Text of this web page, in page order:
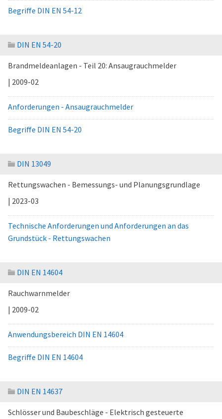
Begriffe DIN EN 54-12
DIN EN 54-20
Brandmeldeanlagen - Teil 20: Ansaugrauchmelder
| 2009-02
Anforderungen - Ansaugrauchmelder
Begriffe DIN EN 54-20
DIN 13049
Rettungswachen - Bemessungs- und Planungsgrundlage
| 2023-03
Technische Anforderungen und Anforderungen an das
Grundstück - Rettungswachen
DIN EN 14604
Rauchwarnmelder
| 2009-02
Anwendungsbereich DIN EN 14604
Begriffe DIN EN 14604
DIN EN 14637
Schlösser und Baubeschläge - Elektrisch gesteuerte